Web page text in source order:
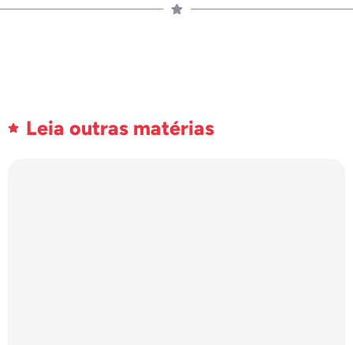
Leia outras matérias